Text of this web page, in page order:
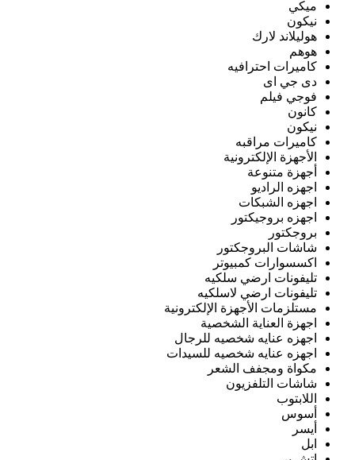
ميكي
نيكون
هوليلاند لارك
هوهم
كاميرات احترافيه
دى جي اى
فوجي فيلم
كانون
نيكون
كاميرات مراقبه
الأجهزة الإلكترونية
أجهزة متنوعة
اجهزه الراديو
اجهزه الشبكات
اجهزه بروجيكتور
بروجكتور
شاشات البروجكتور
اكسسوارات كمبيوتر
تليفونات ارضي سلكيه
تليفونات ارضي لاسلكيه
مستلزمات الأجهزة الإلكترونية
اجهزة العناية الشخصية
اجهزه عنايه شخصيه للرجال
اجهزه عنايه شخصيه للسيدات
مكواة ومجفف الشعر
شاشات التلفزيون
اللابتوب
أسوس
أيسر
ابل